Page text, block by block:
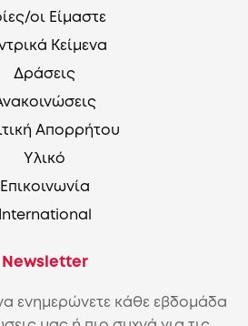
οι Είμαστε
Κείμενα
Δράσεις
Απορρήτου
Υλικό
Επικοινωνία
International
Newsletter
ενημερώνετε κάθε εβδομάδα